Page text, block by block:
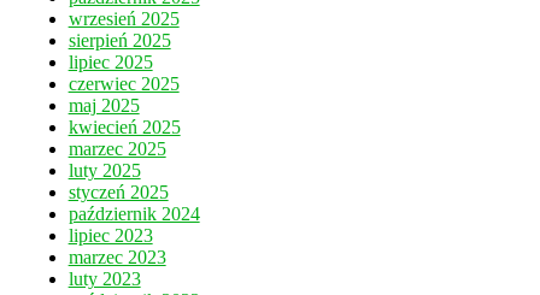
wrzesień 2025
sierpień 2025
lipiec 2025
czerwiec 2025
maj 2025
kwiecień 2025
marzec 2025
luty 2025
styczeń 2025
październik 2024
lipiec 2023
marzec 2023
luty 2023